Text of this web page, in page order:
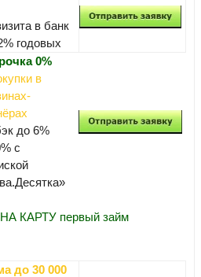
в банк
годовых
0%
в
до 6%
с
КАРТУ первый займ
до 30 000